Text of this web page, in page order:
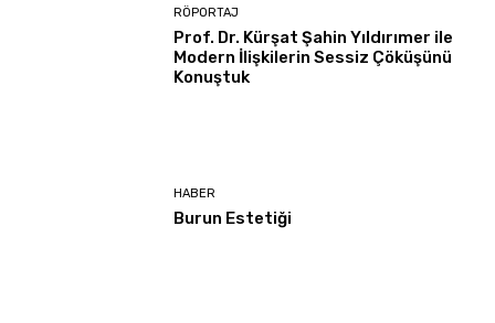
RÖPORTAJ
Prof. Dr. Kürşat Şahin Yıldırımer ile
Modern İlişkilerin Sessiz Çöküşünü
Konuştuk
HABER
Burun Estetiği